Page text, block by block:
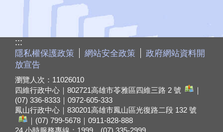
:::
隱私權保護政策 網站安全政策
政府網站資料開
放宣告
瀏覽人次： 11026010
四維行政中心｜802721高雄市苓雅區四維三路 2 號
｜
(07) 336-8333｜0972-605-333
鳳山行政中心｜830201高雄市鳳山區光復路二段 132 號
｜(07) 799-5678｜0911-828-888
24 小時服務專線：1999、(07) 335-2999